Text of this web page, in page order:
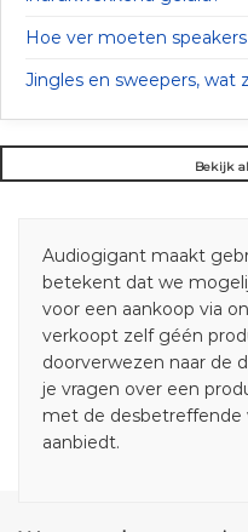
Hoe ver moeten
Jingles en sweepers, wat
Bekijk
Audiogigant maakt
betekent dat we
voor een aankoop via
verkoopt zelf géén
doorverwezen naar de
je vragen over een
met de
aanbiedt.